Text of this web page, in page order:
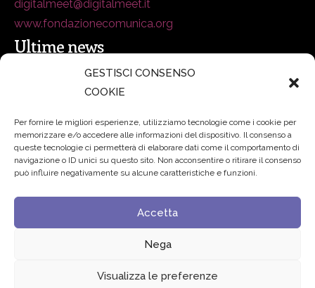
GESTISCI CONSENSO
COOKIE
Per fornire le migliori esperienze, utilizziamo tecnologie come i cookie per
memorizzare e/o accedere alle informazioni del dispositivo. Il consenso a
queste tecnologie ci permetterà di elaborare dati come il comportamento di
navigazione o ID unici su questo sito. Non acconsentire o ritirare il consenso
può influire negativamente su alcune caratteristiche e funzioni.
Accetta
Nega
Visualizza le preferenze
digitalmeet@digitalmeet.it
www.fondazionecomunica.org
Ultime news
secsolutionforum 2026: è Bologna la nuova capitale
Padre Benanti: «Intelligenza artificiale? Contro i nuovi
algoritmi del potere serve una governance condivisa»
Edvance – Digital Education Hub Higher Education